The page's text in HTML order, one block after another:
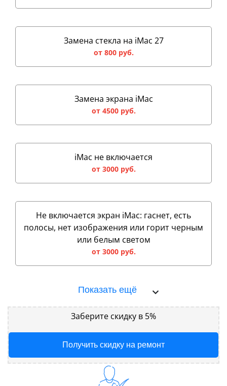
Замена стекла на iMac 27
от 800 руб.
Замена экрана iMac
от 4500 руб.
iMac не включается
от 3000 руб.
Не включается экран iMac: гаснет, есть
полосы, нет изображения или горит черным
или белым светом
от 3000 руб.
Показать ещё
Заберите скидку в 5%
Получить скидку на ремонт